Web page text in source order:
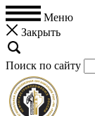
Меню
Закрыть
Поиск по сайту